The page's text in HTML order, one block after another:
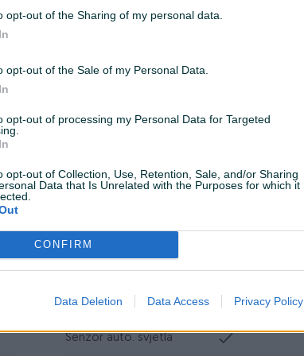
opt-out of the Sharing of my personal data.
opt-out of the Sale of my Personal Data.
opt-out of processing my Personal Data for Targeted
opt-out of Collection, Use, Retention, Sale, and/or Sharing
Data that Is Unrelated with the Purposes for which it
CONFIRM
Data Deletion Data Access Privacy Policy
Turbo
Muzika/ozvučenje CD MP3
Metalik
Tempomat
Senzor auto. svjetla